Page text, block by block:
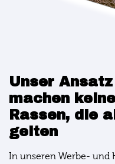
Unser
machen
Rassen, die
gelten
In unseren Werbe- und